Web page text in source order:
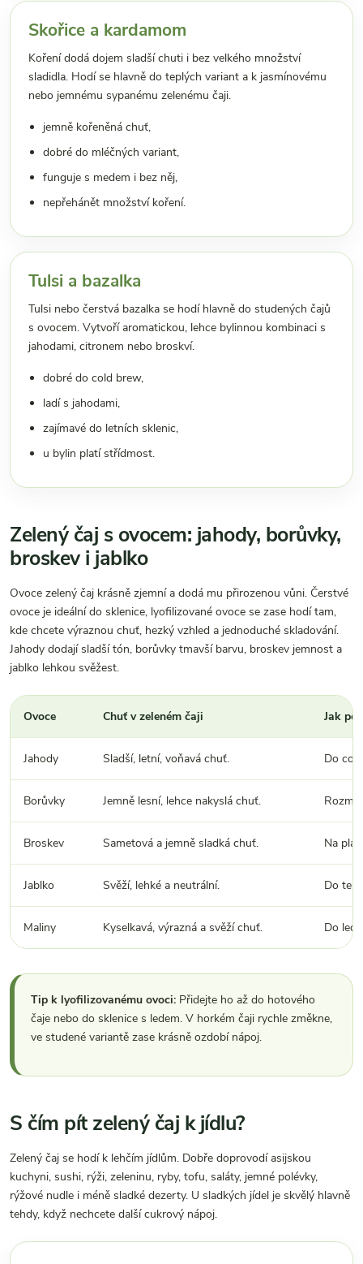
Skořice a kardamom
Koření dodá dojem sladší chuti i bez velkého množství
sladidla. Hodí se hlavně do teplých variant a k jasmínovému
nebo jemnému sypanému zelenému čaji.
jemně kořeněná chuť,
dobré do mléčných variant,
funguje s medem i bez něj,
nepřehánět množství koření.
Tulsi a bazalka
Tulsi nebo čerstvá bazalka se hodí hlavně do studených čajů
s ovocem. Vytvoří aromatickou, lehce bylinnou kombinaci s
jahodami, citronem nebo broskví.
dobré do cold brew,
ladí s jahodami,
zajímavé do letních sklenic,
u bylin platí střídmost.
Zelený čaj s ovocem: jahody, borůvky,
broskev i jablko
Ovoce zelený čaj krásně zjemní a dodá mu přirozenou vůni. Čerstvé
ovoce je ideální do sklenice, lyofilizované ovoce se zase hodí tam,
kde chcete výraznou chuť, hezký vzhled a jednoduché skladování.
Jahody dodají sladší tón, borůvky tmavší barvu, broskev jemnost a
jablko lehkou svěžest.
Ovoce Chuť v zeleném čaji Jak
Jahody Sladší, letní, voňavá chuť. Do
Borůvky Jemně lesní, lehce nakyslá chuť.
Broskev Sametová a jemně sladká chuť. Na
Jablko Svěží, lehké a neutrální. Do
Maliny Kyselkavá, výrazná a svěží chuť. Do
Tip k lyofilizovanému ovoci: Přidejte ho až do hotového
čaje nebo do sklenice s ledem. V horkém čaji rychle změkne,
ve studené variantě zase krásně ozdobí nápoj.
S čím pít zelený čaj k jídlu?
Zelený čaj se hodí k lehčím jídlům. Dobře doprovodí asijskou
kuchyni, sushi, rýži, zeleninu, ryby, tofu, saláty, jemné polévky,
rýžové nudle i méně sladké dezerty. U sladkých jídel je skvělý hlavně
tehdy, když nechcete další cukrový nápoj.